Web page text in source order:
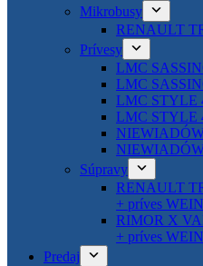
Mikrobusy
RENAULT
Prívesy
LMC
LMC
LMC STYLE
LMC STYLE
Súpravy
RENAULT
+ príves
RIMOR X
+ príves
Predaj